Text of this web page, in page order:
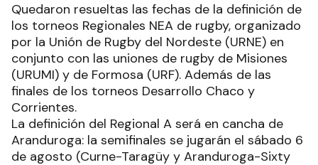
Quedaron resueltas las fechas de la definición de
los torneos Regionales NEA de rugby, organizado
por la Unión de Rugby del Nordeste (URNE) en
conjunto con las uniones de rugby de Misiones
(URUMI) y de Formosa (URF). Además de las
finales de los torneos Desarrollo Chaco y
Corrientes.
La definición del Regional A será en cancha de
Aranduroga: la semifinales se jugarán el sábado 6
de agosto (Curne-Taragüy y Aranduroga-Sixty